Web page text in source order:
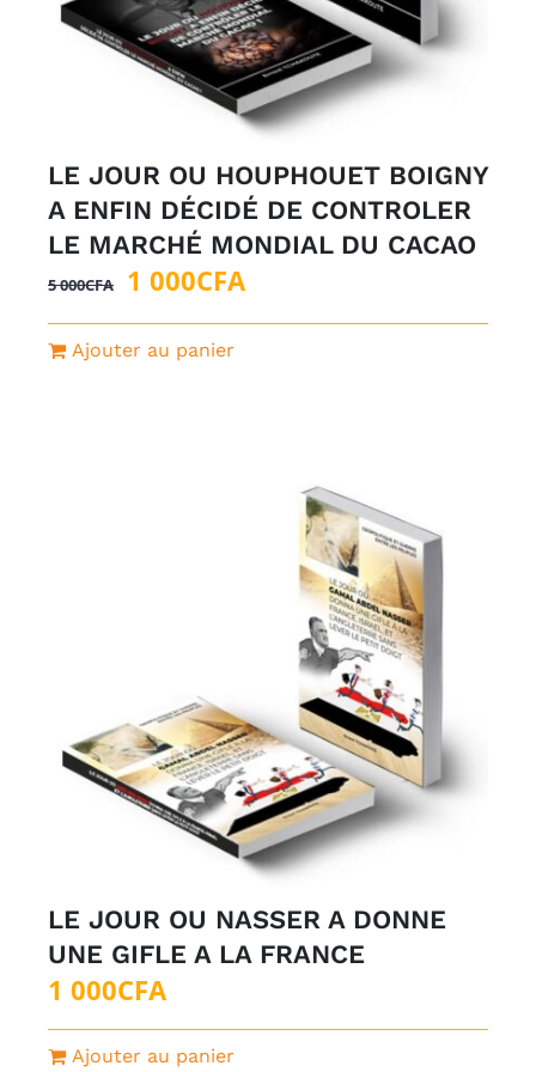
LE JOUR OU HOUPHOUET BOIGNY
A ENFIN DÉCIDÉ DE CONTROLER
LE MARCHÉ MONDIAL DU CACAO
5 000CFA
Le
prix
initial
1 000CFALe
prix
Ajouter au panier
LE JOUR OU NASSER A DONNE
UNE GIFLE A LA FRANCE
1 000CFA
Ajouter au panier